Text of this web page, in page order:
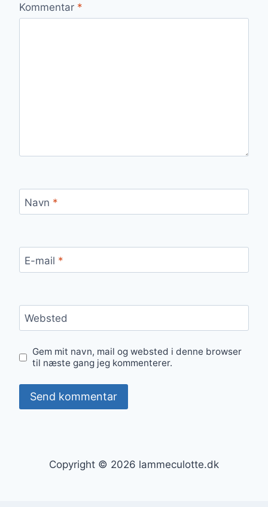
Kommentar *
Navn *
E-mail *
Websted
Gem mit navn, mail og websted i denne browser
til næste gang jeg kommenterer.
Copyright © 2026 lammeculotte.dk